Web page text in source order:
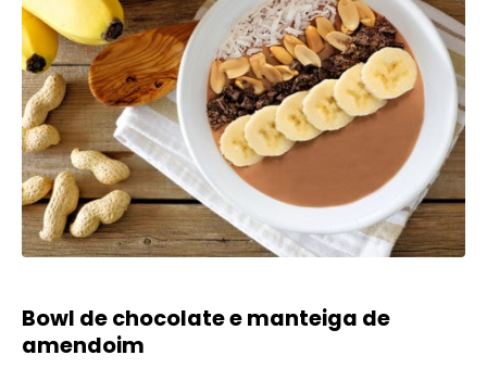
Bowl de chocolate e manteiga de
amendoim